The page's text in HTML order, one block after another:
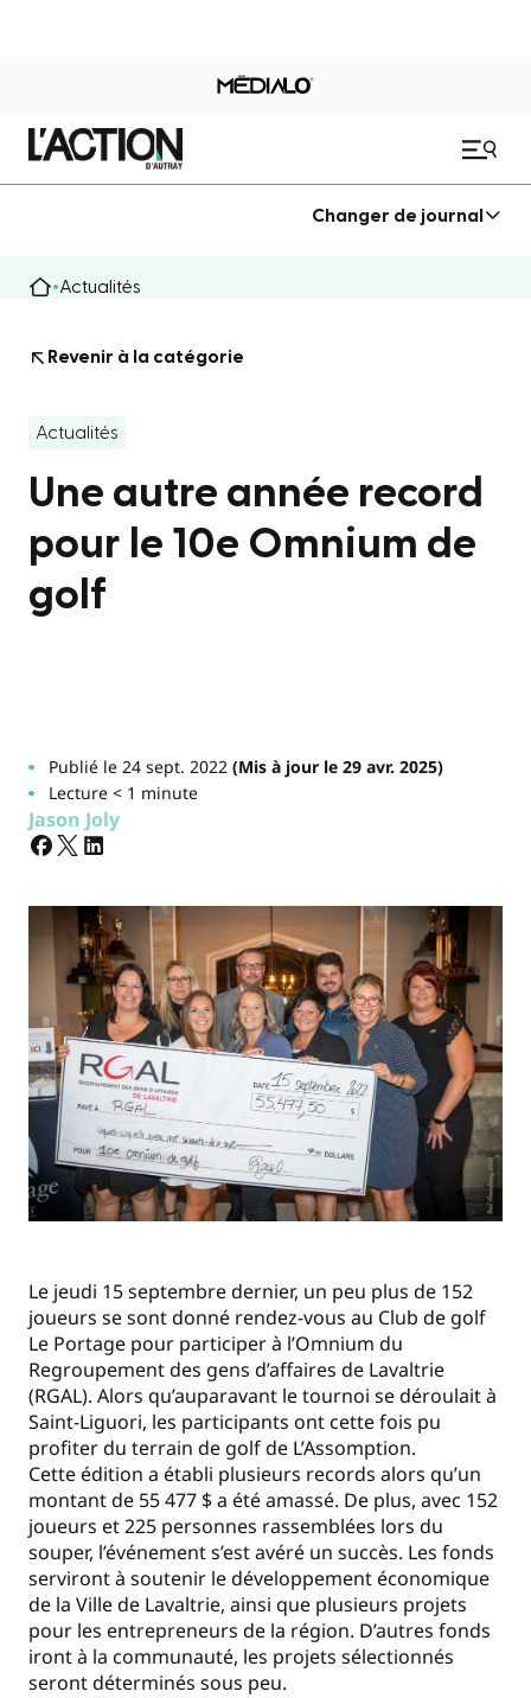
Changer de journal
Actualités
Revenir à la catégorie
Actualités
Une autre année record
pour le 10e Omnium de
golf
Publié le 24 sept. 2022(Mis à jour le 29 avr. 2025)
Lecture < 1 minute
Jason Joly
Le jeudi 15 septembre dernier, un peu plus de 152
joueurs se sont donné rendez-vous au Club de golf
Le Portage pour participer à l’Omnium du
Regroupement des gens d’affaires de Lavaltrie
(RGAL). Alors qu’auparavant le tournoi se déroulait à
Saint-Liguori, les participants ont cette fois pu
profiter du terrain de golf de L’Assomption.
Cette édition a établi plusieurs records alors qu’un
montant de 55 477 $ a été amassé. De plus, avec 152
joueurs et 225 personnes rassemblées lors du
souper, l’événement s’est avéré un succès. Les fonds
serviront à soutenir le développement économique
de la Ville de Lavaltrie, ainsi que plusieurs projets
pour les entrepreneurs de la région. D’autres fonds
iront à la communauté, les projets sélectionnés
seront déterminés sous peu.